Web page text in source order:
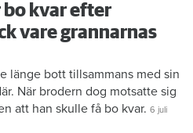
bo kvar efter
vare grannarnas
länge bott tillsammans med sin
När brodern dog motsatte sig
att han skulle få bo kvar. 6 juli